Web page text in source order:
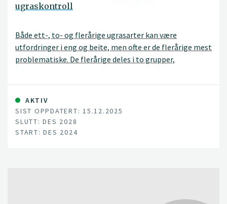
ugraskontroll
Både ett-, to- og flerårige ugrasarter kan være
utfordringer i eng og beite, men ofte er de flerårige mest
problematiske. De flerårige deles i to grupper,
kveke). I eng og beite er det spesielt vanlig med de
stedbundne artene og mange betrakter høymole som
den mest problematiske.
AKTIV
SIST OPPDATERT: 15.12.2025
SLUTT: DES 2028
START: DES 2024